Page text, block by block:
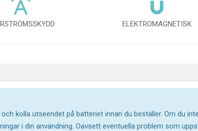
ELEKTROMAGNETISK
kolla utseendet på batteriet innan du beställer. Om du
i din användning. Oavsett eventuella problem som